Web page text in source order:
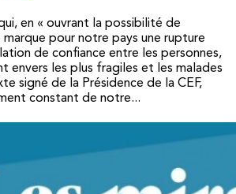
en « ouvrant la possibilité de
pour notre pays une rupture
de confiance entre les personnes,
envers les plus fragiles et les malades
signé de la Présidence de la CEF,
constant de notre...